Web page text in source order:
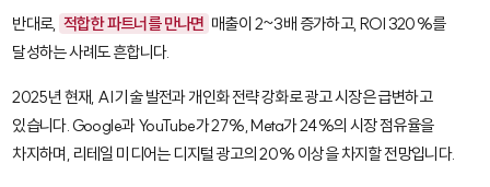
반대로, 적합한 파트너를 만나면 매출이 2~3배 증가하고, ROI 320%를
달성하는 사례도 흔합니다.
2025년 현재, AI 기술 발전과 개인화 전략 강화로 광고 시장은 급변하고
있습니다. Google과 YouTube가 27%, Meta가 24%의 시장 점유율을
차지하며, 리테일 미디어는 디지털 광고의 20% 이상을 차지할 전망입니다.